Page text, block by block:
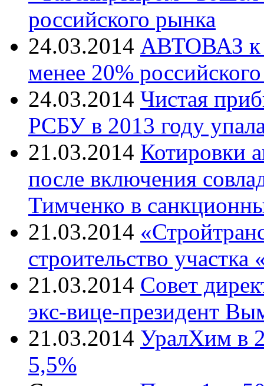
российского рынка
24.03.2014 АВТОВАЗ к
менее 20%
24.03.2014 Чистая
РСБУ в 2013 году
21.03.2014 Котировки
после включения
Тимченко в
21.03.2014
строительство
21.03.2014 Совет
экс-вице-президент
21.03.2014 УралХим в
5,5%